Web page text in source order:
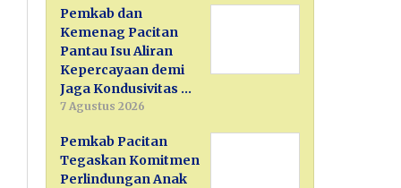
Pemkab dan
Kemenag Pacitan
Pantau Isu Aliran
Kepercayaan demi
Jaga Kondusivitas …
7 Agustus 2026
Pemkab Pacitan
Tegaskan Komitmen
Perlindungan Anak